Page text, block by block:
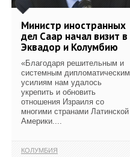
Министр иностранных
дел Саар начал визит в
Эквадор и Колумбию
«Благодаря решительным и
системным дипломатическим
усилиям нам удалось
укрепить и обновить
отношения Израиля со
многими странами Латинской
Америки....
КОЛУМБИЯ